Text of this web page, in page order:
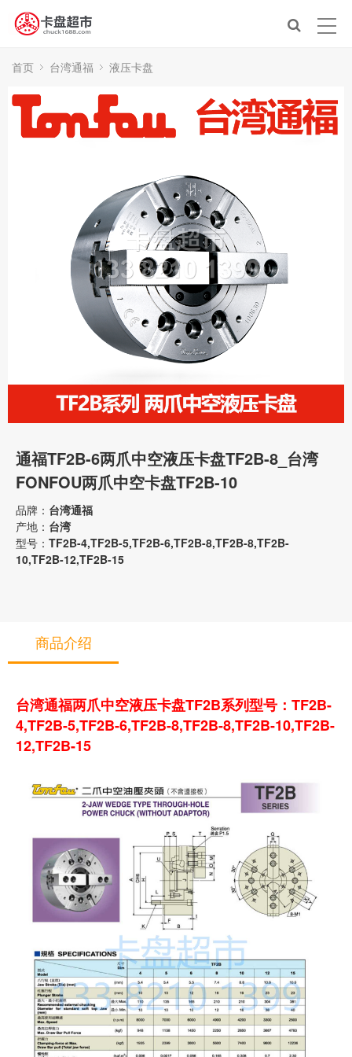
首页 台湾通福 液压卡盘
通福TF2B-6两爪中空液压卡盘TF2B-8_台湾
FONFOU两爪中空卡盘TF2B-10
品牌： 台湾通福
产地： 台湾
型号： TF2B-4,TF2B-5,TF2B-6,TF2B-8,TF2B-8,TF2B-
10,TF2B-12,TF2B-15
商品介绍
台湾通福两爪中空液压卡盘TF2B系列型号：TF2B-
4,TF2B-5,TF2B-6,TF2B-8,TF2B-8,TF2B-10,TF2B-
12,TF2B-15